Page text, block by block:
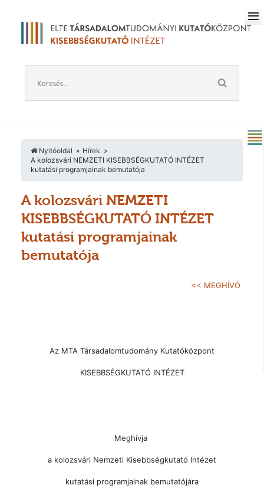
Nyitóoldal
Hírek
A kolozsvári NEMZETI KISEBBSÉGKUTATÓ INTÉZET
kutatási programjainak bemutatója
A kolozsvári NEMZETI
KISEBBSÉGKUTATÓ INTÉZET
kutatási programjainak
bemutatója
<< MEGHÍVÓ
Az MTA Társadalomtudomány Kutatóközpont
KISEBBSÉGKUTATÓ INTÉZET
Meghívja
a kolozsvári Nemzeti Kisebbségkutató Intézet
kutatási programjainak bemutatójára